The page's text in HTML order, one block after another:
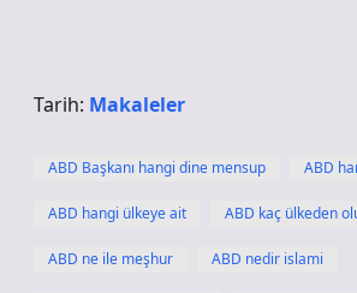
Tarih: Makaleler
ABD Başkanı hangi dine mensup ABD
ABD hangi ülkeye ait ABD kaç ülkeden
ABD ne ile meşhur ABD nedir islami